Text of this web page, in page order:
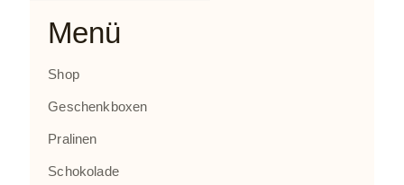
Menü
Shop
Geschenkboxen
Pralinen
Schokolade